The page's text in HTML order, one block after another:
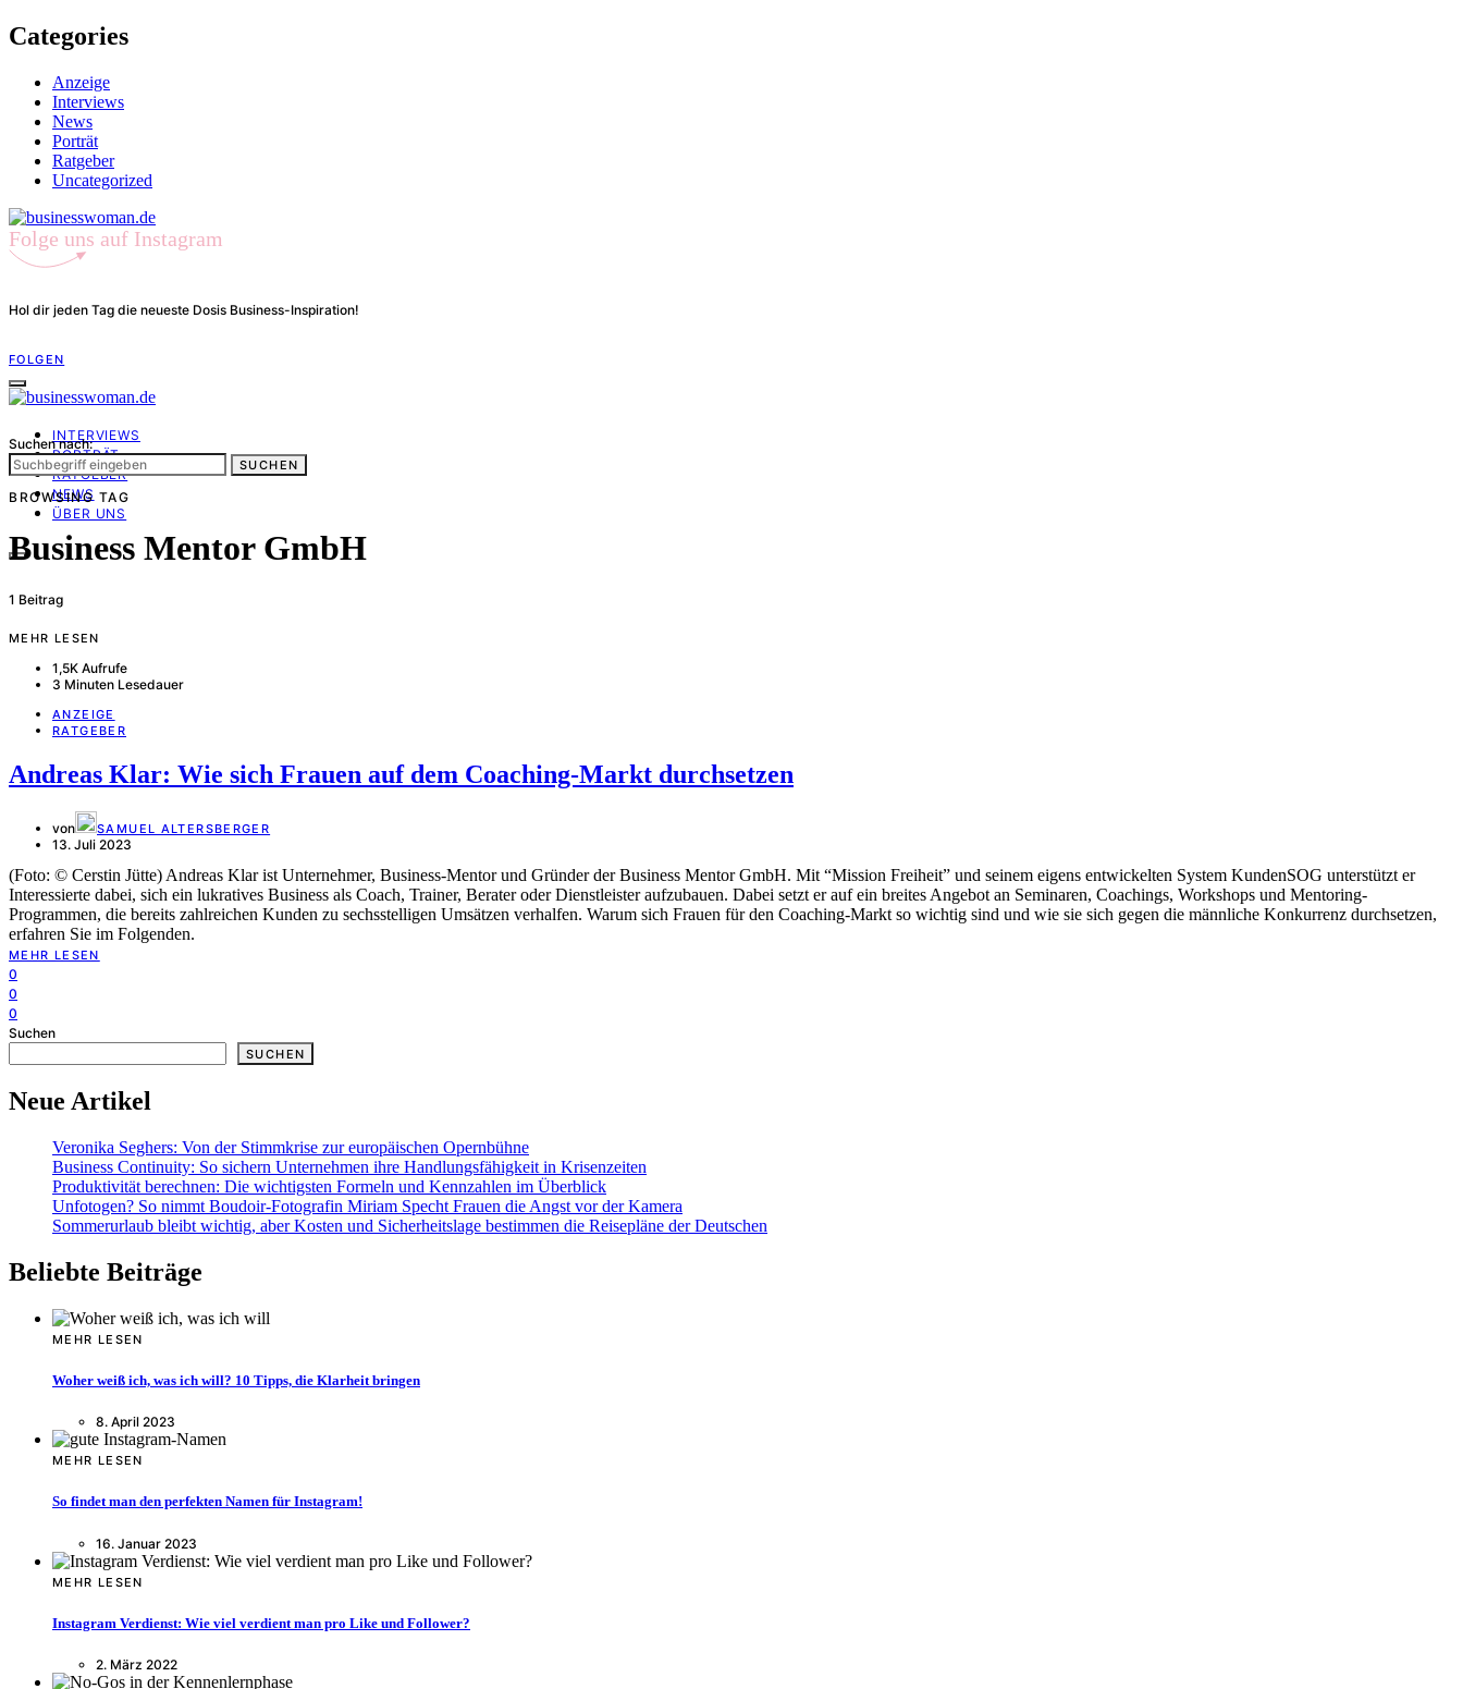
Categories
Anzeige
Interviews
News
Porträt
Ratgeber
Uncategorized
Folge uns auf Instagram
Hol dir jeden Tag die neueste Dosis Business-Inspiration!
FOLGEN
INTERVIEWS
PORTRÄT
RATGEBER
NEWS
ÜBER UNS
Suchen nach:
SUCHEN
BROWSING TAG
Business Mentor GmbH
1 Beitrag
MEHR LESEN
1,5K Aufrufe
3 Minuten Lesedauer
ANZEIGE
RATGEBER
Andreas Klar: Wie sich Frauen auf dem Coaching-Markt durchsetzen
von SAMUEL ALTERSBERGER
13. Juli 2023
(Foto: © Cerstin Jütte) Andreas Klar ist Unternehmer, Business-Mentor und Gründer der Business Mentor GmbH. Mit “Mission Freiheit” und seinem eigens entwickelten System KundenSOG unterstützt er
Interessierte dabei, sich ein lukratives Business als Coach, Trainer, Berater oder Dienstleister aufzubauen. Dabei setzt er auf ein breites Angebot an Seminaren, Coachings, Workshops und Mentoring-
Programmen, die bereits zahlreichen Kunden zu sechsstelligen Umsätzen verhalfen. Warum sich Frauen für den Coaching-Markt so wichtig sind und wie sie sich gegen die männliche Konkurrenz durchsetzen,
erfahren Sie im Folgenden.
MEHR LESEN
0
0
0
Suchen
SUCHEN
Neue Artikel
Veronika Seghers: Von der Stimmkrise zur europäischen Opernbühne
Business Continuity: So sichern Unternehmen ihre Handlungsfähigkeit in Krisenzeiten
Produktivität berechnen: Die wichtigsten Formeln und Kennzahlen im Überblick
Unfotogen? So nimmt Boudoir-Fotografin Miriam Specht Frauen die Angst vor der Kamera
Sommerurlaub bleibt wichtig, aber Kosten und Sicherheitslage bestimmen die Reisepläne der Deutschen
Beliebte Beiträge
MEHR LESEN
Woher weiß ich, was ich will? 10 Tipps, die Klarheit bringen
8. April 2023
MEHR LESEN
So findet man den perfekten Namen für Instagram!
16. Januar 2023
MEHR LESEN
Instagram Verdienst: Wie viel verdient man pro Like und Follower?
2. März 2022